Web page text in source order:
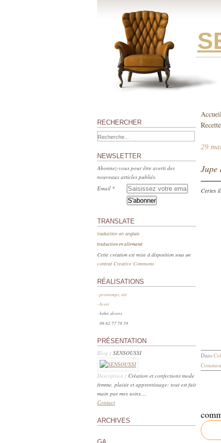
RECHERCHER
NEWSLETTER
Abonnez-vous pour être averti des
nouveaux articles publiés.
Email
TRANSLATE
traduction en anglais
traduction en allemand
Cette création est mise à disposition sous un
contrat Creative Commons
RÉALISATIONS
-printemps, été
-hiver
- bébé, divers
06 62 77 78 59
PRÉSENTATION
Blog : SENSOUSSI
Description : Création et confections mode
femme, plaisir et apprentissage; tout est fait
main par mes soins....
Contact
ARCHIVES
29
Jupe
Certes
Dans